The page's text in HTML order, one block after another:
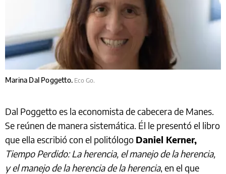
Marina Dal Poggetto. Eco Go.
Dal Poggetto es la economista de cabecera de Manes.
Se reúnen de manera sistemática. Él le presentó el libro
que ella escribió con el politólogo Daniel Kerner,
Tiempo Perdido: La herencia, el manejo de la herencia,
y el manejo de la herencia de la herencia, en el que